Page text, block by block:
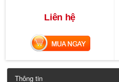
Liên hệ
MUA NGAY
Thông tin